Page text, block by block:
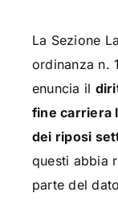
La Sezione
ordinanza n.
enuncia il
fine carriera
dei riposi
questi abbia
parte del